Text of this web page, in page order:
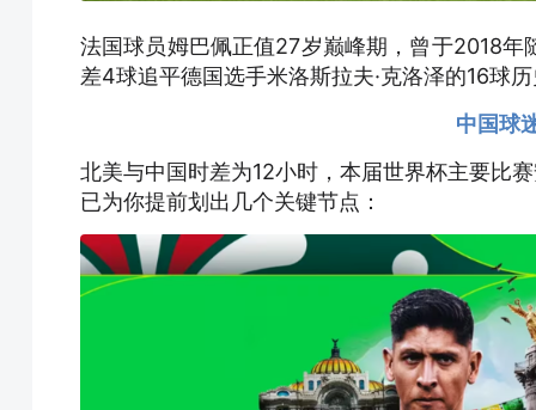
法国球员姆巴佩正值27岁巅峰期，曾于2018
差4球追平德国选手米洛斯拉夫·克洛泽的16球
中国球
北美与中国时差为12小时，本届世界杯主要比
已为你提前划出几个关键节点：